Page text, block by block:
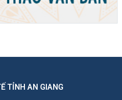
TỈNH AN GIANG